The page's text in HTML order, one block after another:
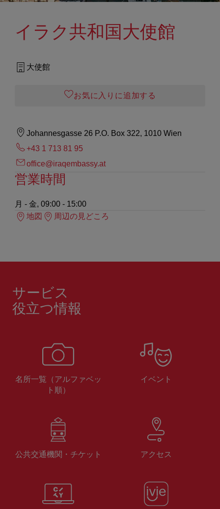
イラク共和国大使館
大使館
お気に入りに追加する
Johannesgasse 26 P.O. Box 322, 1010 Wien
+43 1 713 81 95
office@iraqembassy.at
営業時間
月 - 金, 09:00 - 15:00
地図
周辺の見どころ
サービス
役立つ情報
名所一覧（アルファベッ
ト順）
イベント
公共交通機関・チケット アクセス